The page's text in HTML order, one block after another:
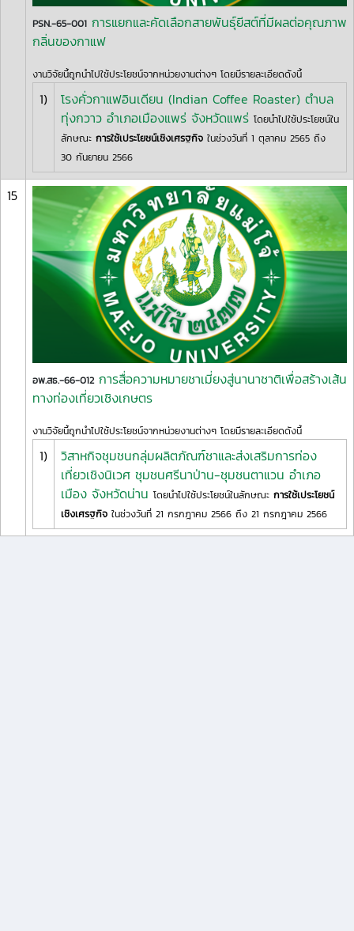
PSN.-65-001 การแยกและคัดเลือกสายพันธุ์ยีสต์ที่มีผลต่อคุณภาพ
กลิ่นของกาแฟ
งานวิจัยนี้ถูกนำไปใช้ประโยชน์จากหน่วยงานต่างๆ โดยมีรายละเอียดดังนี้
1)
โรงคั่วกาแฟอินเดียน (Indian Coffee Roaster) ตำบล
ทุ่งกวาว อำเภอเมืองแพร่ จังหวัดแพร่ โดยนำไปใช้ประโยชน์ใน
ลักษณะ การใช้เประโยชน์เชิงเศรฐกิจ ในช่วงวันที่ 1 ตุลาคม 2565 ถึง
30 กันยายน 2566
15
อพ.สธ.-66-012 การสื่อความหมายชาเมี่ยงสู่นานาชาติเพื่อสร้างเส้น
ทางท่องเที่ยวเชิงเกษตร
งานวิจัยนี้ถูกนำไปใช้ประโยชน์จากหน่วยงานต่างๆ โดยมีรายละเอียดดังนี้
1)
วิสาหกิจชุมชนกลุ่มผลิตภัณฑ์ชาและส่งเสริมการท่อง
เที่ยวเชิงนิเวศ ชุมชนศรีนาป่าน-ชุมชนตาแวน อำเภอ
เมือง จังหวัดน่าน โดยนำไปใช้ประโยชน์ในลักษณะ การใช้เประโยชน์
เชิงเศรฐกิจ ในช่วงวันที่ 21 กรกฎาคม 2566 ถึง 21 กรกฎาคม 2566